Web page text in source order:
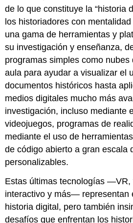
de lo que constituye la “historia
los historiadores con
una gama de herramientas y
su investigación y enseñanza,
programas simples como nubes
aula para ayudar a visualizar el
documentos históricos hasta
medios digitales mucho más
investigación, incluso mediante
videojuegos, programas de
mediante el uso de
de código abierto a gran escala
personalizables.
Estas últimas tecnologías —VR,
interactivo y más— representan
historia digital, pero también
desafíos que enfrentan los